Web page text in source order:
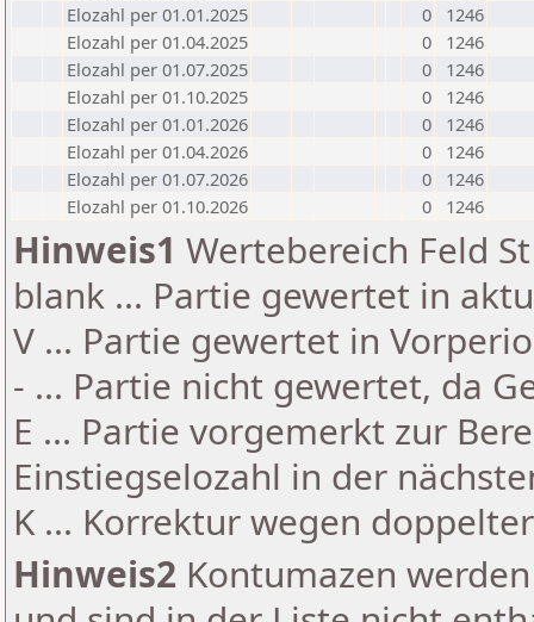
Elozahl per 01.01.2025
0
1246
Elozahl per 01.04.2025
0
1246
Elozahl per 01.07.2025
0
1246
Elozahl per 01.10.2025
0
1246
Elozahl per 01.01.2026
0
1246
Elozahl per 01.04.2026
0
1246
Elozahl per 01.07.2026
0
1246
Elozahl per 01.10.2026
0 1246
Hinweis1 Wertebereich Feld
blank ... Partie gewertet in
V ... Partie gewertet in
- ... Partie nicht gewertet, da
E ... Partie vorgemerkt zur
Einstiegselozahl in der
K ... Korrektur wegen
Hinweis2 Kontumazen